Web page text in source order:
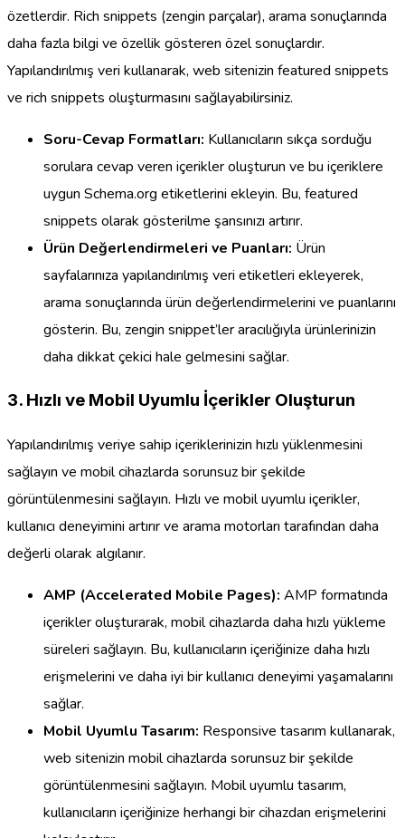
özetlerdir. Rich snippets (zengin parçalar), arama sonuçlarında
daha fazla bilgi ve özellik gösteren özel sonuçlardır.
Yapılandırılmış veri kullanarak, web sitenizin featured snippets
ve rich snippets oluşturmasını sağlayabilirsiniz.
Soru-Cevap Formatları: Kullanıcıların sıkça sorduğu
sorulara cevap veren içerikler oluşturun ve bu içeriklere
uygun Schema.org etiketlerini ekleyin. Bu, featured
snippets olarak gösterilme şansınızı artırır.
Ürün Değerlendirmeleri ve Puanları: Ürün
sayfalarınıza yapılandırılmış veri etiketleri ekleyerek,
arama sonuçlarında ürün değerlendirmelerini ve puanlarını
gösterin. Bu, zengin snippet’ler aracılığıyla ürünlerinizin
daha dikkat çekici hale gelmesini sağlar.
3. Hızlı ve Mobil Uyumlu İçerikler Oluşturun
Yapılandırılmış veriye sahip içeriklerinizin hızlı yüklenmesini
sağlayın ve mobil cihazlarda sorunsuz bir şekilde
görüntülenmesini sağlayın. Hızlı ve mobil uyumlu içerikler,
kullanıcı deneyimini artırır ve arama motorları tarafından daha
değerli olarak algılanır.
AMP (Accelerated Mobile Pages): AMP formatında
içerikler oluşturarak, mobil cihazlarda daha hızlı yükleme
süreleri sağlayın. Bu, kullanıcıların içeriğinize daha hızlı
erişmelerini ve daha iyi bir kullanıcı deneyimi yaşamalarını
sağlar.
Mobil Uyumlu Tasarım: Responsive tasarım kullanarak,
web sitenizin mobil cihazlarda sorunsuz bir şekilde
görüntülenmesini sağlayın. Mobil uyumlu tasarım,
kullanıcıların içeriğinize herhangi bir cihazdan erişmelerini